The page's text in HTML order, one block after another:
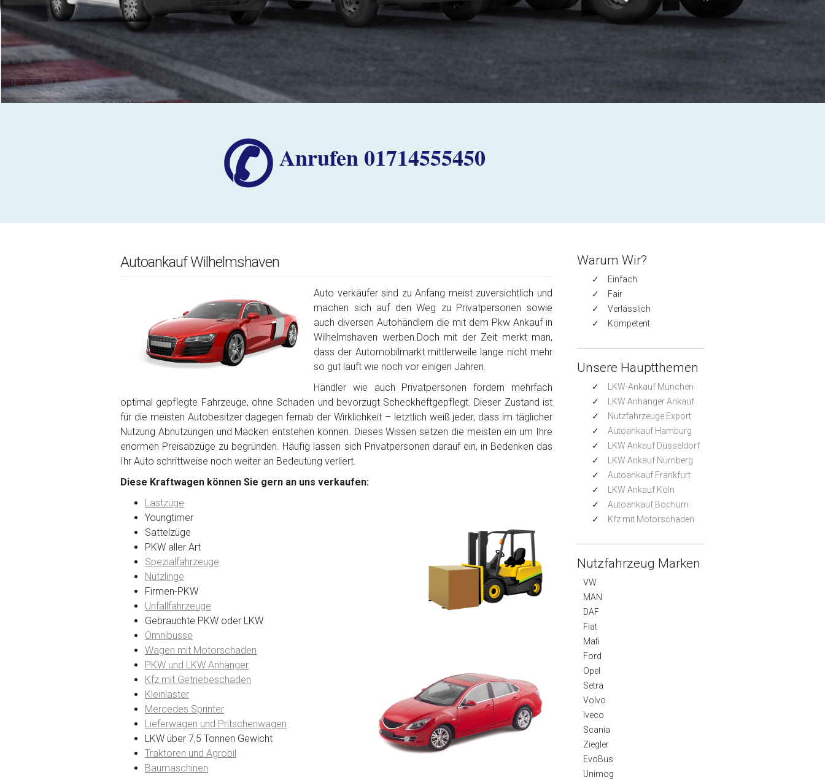
✆Anrufen 01714555450
Autoankauf Wilhelmshaven
Auto verkäufer sind zu Anfang meist zuversichtlich und
machen sich auf den Weg zu Privatpersonen sowie
auch diversen Autohändlern die mit dem Pkw Ankauf in
Wilhelmshaven werben.Doch mit der Zeit merkt man,
dass der Automobilmarkt mittlerweile lange nicht mehr
so gut läuft wie noch vor einigen Jahren.
Händler wie auch Privatpersonen fordern mehrfach
optimal gepflegte Fahrzeuge, ohne Schaden und bevorzugt Scheckheftgepflegt. Dieser Zustand ist
für die meisten Autobesitzer dagegen fernab der Wirklichkeit – letztlich weiß jeder, dass im täglicher
Nutzung Abnutzungen und Macken entstehen können. Dieses Wissen setzen die meisten ein um Ihre
enormen Preisabzüge zu begründen. Häufig lassen sich Privatpersonen darauf ein, in Bedenken das
Ihr Auto schrittweise noch weiter an Bedeutung verliert.
Diese Kraftwagen können Sie gern an uns verkaufen:
Lastzüge
Youngtimer
Sattelzüge
PKW aller Art
Spezialfahrzeuge
Nützlinge
Firmen-PKW
Unfallfahrzeuge
Gebrauchte PKW oder LKW
Omnibusse
Wagen mit Motorschaden
PKW und LKW Anhänger
Kfz mit Getriebeschaden
Kleinlaster
Mercedes Sprinter
Lieferwagen und Pritschenwagen
LKW über 7,5 Tonnen Gewicht
Traktoren und Agrobil
Baumaschinen
Warum Wir?
Einfach
Fair
Verlässlich
Kompetent
Unsere Hauptthemen
LKW-Ankauf München
LKW Anhänger Ankauf
Nutzfahrzeuge Export
Autoankauf Hamburg
LKW Ankauf Düsseldorf
LKW Ankauf Nürnberg
Autoankauf Frankfurt
LKW Ankauf Köln
Autoankauf Bochum
Kfz mit Motorschaden
Nutzfahrzeug Marken
VW
MAN
DAF
Fiat
Mafi
Ford
Opel
Setra
Volvo
Iveco
Scania
Ziegler
EvoBus
Unimog